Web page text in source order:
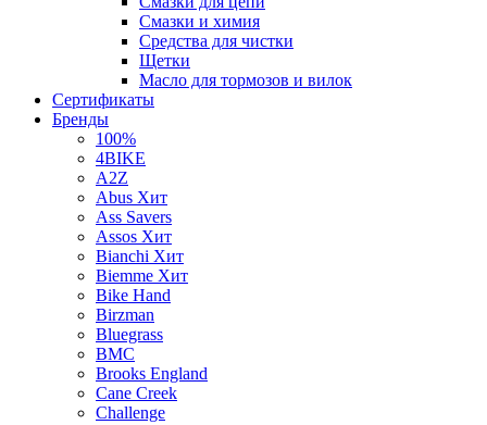
Смазки и химия
Средства для чистки
Щетки
Масло для тормозов и вилок
Сертификаты
Бренды
100%
4BIKE
A2Z
Abus Хит
Ass Savers
Assos Хит
Bianchi Хит
Biemme Хит
Bike Hand
Birzman
Bluegrass
BMC
Brooks England
Cane Creek
Challenge